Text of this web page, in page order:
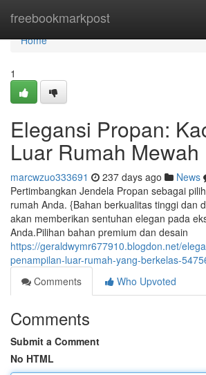
freebookmarkpost
Home
Home
1
Elegansi Propan:
Luar Rumah Mewah
marcwzuo333691 237 days ago News
Pertimbangkan Jendela Propan sebagai
rumah Anda. {Bahan berkualitas tinggi dan
akan memberikan sentuhan elegan pada
Anda.Pilihan bahan premium dan desain
https://geraldwymr677910.blogdon.net/
penampilan-luar-rumah-yang-berkelas-
Comments
Who Upvoted
Comments
Submit a Comment
No HTML